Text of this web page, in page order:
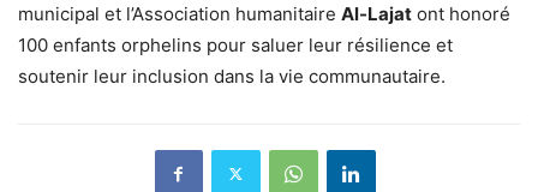
municipal et l’Association humanitaire Al-Lajat ont honoré
100 enfants orphelins pour saluer leur résilience et
soutenir leur inclusion dans la vie communautaire.